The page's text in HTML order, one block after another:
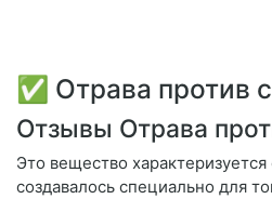
✅ Отрава против
Отзывы Отрава
Это вещество
создавалось специально для